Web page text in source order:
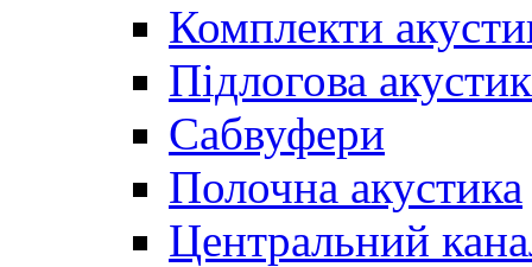
Комплекти
Підлогова
Сабвуфери
Полочна акустика
Центральний